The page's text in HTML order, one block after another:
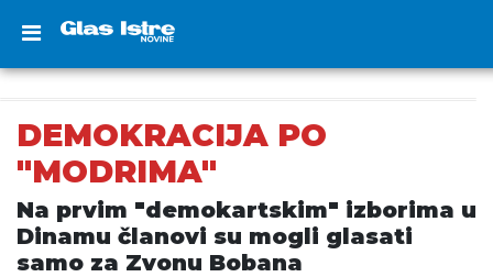
DEMOKRACIJA PO
"MODRIMA"
Na prvim "demokartskim" izborima u
Dinamu članovi su mogli glasati
samo za Zvonu Bobana